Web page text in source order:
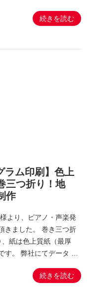
続きを読む
ラム印刷】色上
三つ折り！地
作
より、ピアノ・声楽発
きました。 巻き三つ折
紙は色上質紙（最厚
す。 弊社にてデータ …
続きを読む